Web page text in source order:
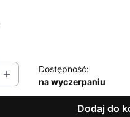
Dostępność:
na wyczerpaniu
Dodaj do